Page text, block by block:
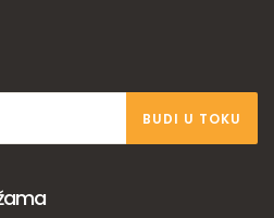
BUDI U TOKU